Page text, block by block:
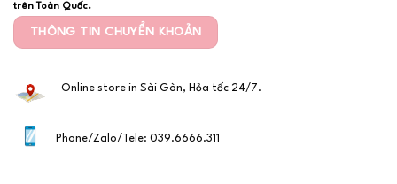
trên Toàn Quốc.
THÔNG TIN CHUYỂN KHOẢN
Online store in Sài Gòn, Hỏa tốc 24/7.
Phone/Zalo/Tele: 039.6666.311